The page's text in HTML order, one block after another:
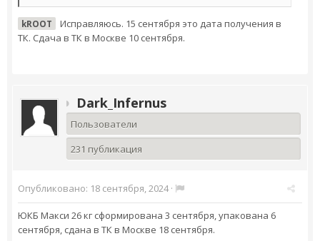
kROOT
Исправляюсь. 15 сентября это дата получения в
ТК. Сдача в ТК в Москве 10 сентября.
Dark_Infernus
Пользователи
231 публикация
Опубликовано: 18 сентября, 2024·
ЮКБ Макси 26 кг сформирована 3 сентября, упакована 6
сентября, сдана в ТК в Москве 18 сентября.